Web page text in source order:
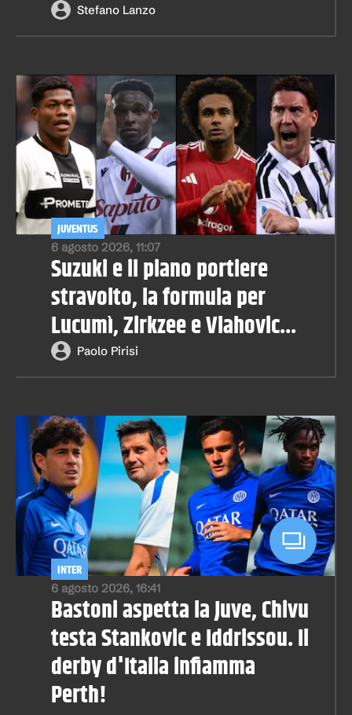
Stefano Lanzo
6 agosto 2026, 11:07
JUVENTUS
Suzuki e il piano portiere
stravolto, la formula per
Lucumì, Zirkzee e Vlahovic...
Paolo Pirisi
6 agosto 2026, 16:41
INTER
Bastoni aspetta la Juve, Chivu
testa Stankovic e Iddrissou. Il
derby d'Italia infiamma
Perth!